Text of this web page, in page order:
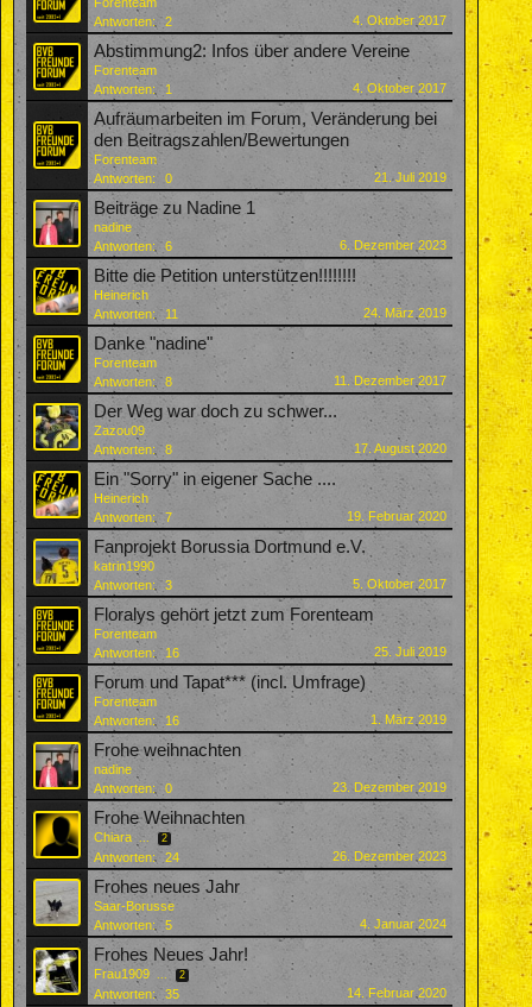
Antworten:
2 4. Oktober 2017
Abstimmung2: Infos über andere Vereine
Forenteam
Antworten:
1 4. Oktober 2017
Aufräumarbeiten im Forum, Veränderung bei
den Beitragszahlen/Bewertungen
Forenteam
Antworten:
0 21. Juli 2019
Beiträge zu Nadine 1
nadine
Antworten:
6 6. Dezember 2023
Bitte die Petition unterstützen!!!!!!!!
Heinerich
Antworten:
11 24. März 2019
Danke "nadine"
Forenteam
Antworten:
8 11. Dezember 2017
Der Weg war doch zu schwer...
Zazou09
Antworten:
8 17. August 2020
Ein "Sorry" in eigener Sache ....
Heinerich
Antworten:
7 19. Februar 2020
Fanprojekt Borussia Dortmund e.V.
katrin1990
Antworten:
3 5. Oktober 2017
Floralys gehört jetzt zum Forenteam
Forenteam
Antworten:
16 25. Juli 2019
Forum und Tapat*** (incl. Umfrage)
Forenteam
Antworten:
16 1. März 2019
Frohe weihnachten
nadine
Antworten:
0 23. Dezember 2019
Frohe Weihnachten
Chiara ... 2
Antworten: 24 26. Dezember 2023
Frohes neues Jahr
Saar-Borusse
Antworten:
5 4. Januar 2024
Frohes Neues Jahr!
Frau1909 ... 2
Antworten: 35 14. Februar 2020